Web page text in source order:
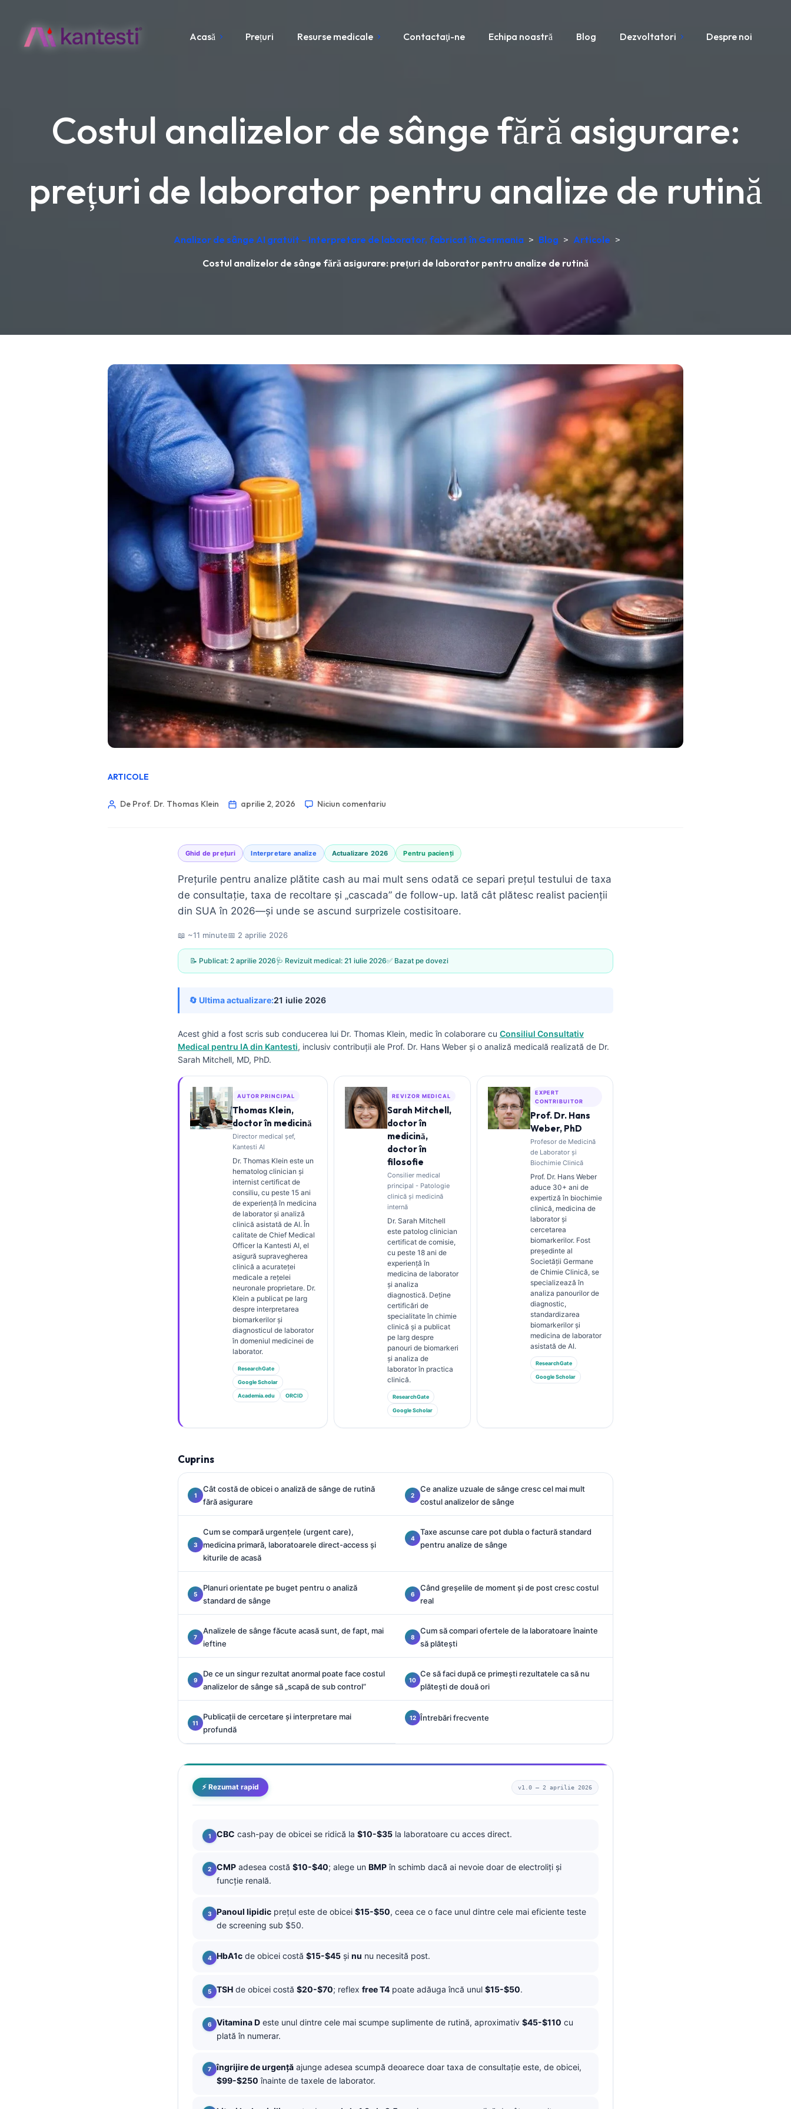
Acasă Prețuri Resurse medicale Contactaţi-ne Echipa noastră Blog Dezvoltatori Despre noi
Costul analizelor de sânge fără asigurare:
prețuri de laborator pentru analize de rutină
Analizor de sânge AI gratuit – Interpretare de laborator, fabricat în Germania > Blog > Articole >
Costul analizelor de sânge fără asigurare: prețuri de laborator pentru analize de rutină
ARTICOLE
De Prof. Dr. Thomas Klein aprilie 2, 2026 Niciun comentariu
Ghid de prețuri Interpretare analize Actualizare 2026 Pentru pacienți
Prețurile pentru analize plătite cash au mai mult sens odată ce separi prețul testului de taxa
de consultație, taxa de recoltare și „cascada” de follow-up. Iată cât plătesc realist pacienții
din SUA în 2026—și unde se ascund surprizele costisitoare.
📖 ~11 minute📅 2 aprilie 2026
📝 Publicat: 2 aprilie 2026🩺 Revizuit medical: 21 iulie 2026✅ Bazat pe dovezi
🔄 Ultima actualizare:21 iulie 2026
Acest ghid a fost scris sub conducerea lui Dr. Thomas Klein, medic în colaborare cu Consiliul Consultativ
Medical pentru IA din Kantesti, inclusiv contribuții ale Prof. Dr. Hans Weber și o analiză medicală realizată de Dr.
Sarah Mitchell, MD, PhD.
AUTOR PRINCIPAL
Thomas Klein,
doctor în medicină
Director medical șef,
Kantesti AI
Dr. Thomas Klein este un
hematolog clinician și
internist certificat de
consiliu, cu peste 15 ani
de experiență în medicina
de laborator și analiză
clinică asistată de AI. În
calitate de Chief Medical
Officer la Kantesti AI, el
asigură supravegherea
clinică a acurateței
medicale a rețelei
neuronale proprietare. Dr.
Klein a publicat pe larg
despre interpretarea
biomarkerilor și
diagnosticul de laborator
în domeniul medicinei de
laborator.
ResearchGate
Google Scholar
Academia.edu ORCID
REVIZOR MEDICAL
Sarah Mitchell,
doctor în
medicină,
doctor în
filosofie
Consilier medical
principal - Patologie
clinică și medicină
internă
Dr. Sarah Mitchell
este patolog clinician
certificat de comisie,
cu peste 18 ani de
experiență în
medicina de laborator
și analiza
diagnostică. Deține
certificări de
specialitate în chimie
clinică și a publicat
pe larg despre
panouri de biomarkeri
și analiza de
laborator în practica
clinică.
ResearchGate
Google Scholar
EXPERT
CONTRIBUITOR
Prof. Dr. Hans
Weber, PhD
Profesor de Medicină
de Laborator și
Biochimie Clinică
Prof. Dr. Hans Weber
aduce 30+ ani de
expertiză în biochimie
clinică, medicina de
laborator și
cercetarea
biomarkerilor. Fost
președinte al
Societății Germane
de Chimie Clinică, se
specializează în
analiza panourilor de
diagnostic,
standardizarea
biomarkerilor și
medicina de laborator
asistată de AI.
ResearchGate
Google Scholar
Cuprins
Cât costă de obicei o analiză de sânge de rutină
fără asigurare
Ce analize uzuale de sânge cresc cel mai mult
costul analizelor de sânge
Cum se compară urgențele (urgent care),
medicina primară, laboratoarele direct-access și
kiturile de acasă
Taxe ascunse care pot dubla o factură standard
pentru analize de sânge
Planuri orientate pe buget pentru o analiză
standard de sânge
Când greșelile de moment și de post cresc costul
real
Analizele de sânge făcute acasă sunt, de fapt, mai
ieftine
Cum să compari ofertele de la laboratoare înainte
să plătești
De ce un singur rezultat anormal poate face costul
analizelor de sânge să „scapă de sub control”
Ce să faci după ce primești rezultatele ca să nu
plătești de două ori
Publicații de cercetare și interpretare mai
profundă
Întrebări frecvente
⚡ Rezumat rapid v1.0 — 2 aprilie 2026
CBC cash-pay de obicei se ridică la $10-$35 la laboratoare cu acces direct.
CMP adesea costă $10-$40; alege un BMPîn schimb dacă ai nevoie doar de electroliți și
funcție renală.
Panoul lipidic prețul este de obicei $15-$50, ceea ce o face unul dintre cele mai eficiente teste
de screening sub $50.
HbA1c de obicei costă $15-$45 și nu nu necesită post.
TSH de obicei costă $20-$70; reflex free T4 poate adăuga încă unul $15-$50.
Vitamina D este unul dintre cele mai scumpe suplimente de rutină, aproximativ $45-$110 cu
plată în numerar.
îngrijire de urgență ajunge adesea scumpă deoarece doar taxa de consultație este, de obicei,
$99-$250 înainte de taxele de laborator.